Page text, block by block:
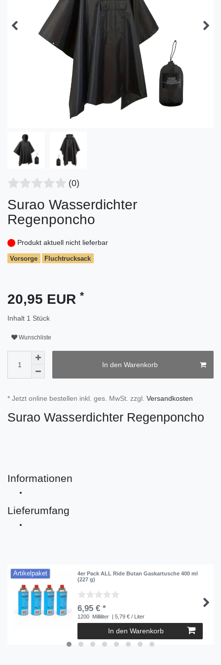
(0)
Surao Wasserdichter
Regenponcho
Produkt aktuell nicht lieferbar
Vorsorge Fluchtrucksack
20,95 EUR *
Inhalt 1 Stück
Wunschliste
In den Warenkorb
* Jetzt online bestellen inkl. ges. MwSt. zzgl. Versandkosten
Surao Wasserdichter Regenponcho
Informationen
Lieferumfang
Artikelpaket
4er Pack ALL Ride Butan Gaskartusche 400 ml
(227 g)
6,95 € *
1200 Milliliter | 5,79 € / Liter
In den Warenkorb